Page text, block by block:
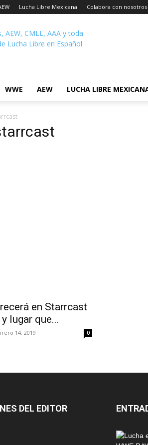
Lucha Libre Mexicana Colabora con nosotros
Lucha
Noticias
WWE AEW LUCHA LIBRE
en Starrcast
lugar que...
14, 2019 0
DEL EDITOR